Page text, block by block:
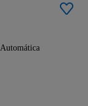
Automática